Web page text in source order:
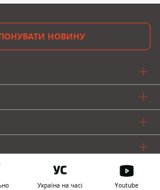
НОВИНУ
Україна на часі Youtube